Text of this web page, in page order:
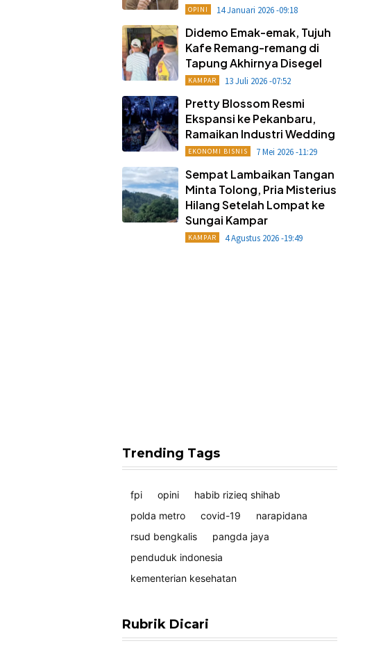
OPINI 14 Januari 2026 -09:18
Didemo Emak-emak, Tujuh
Kafe Remang-remang di
Tapung Akhirnya Disegel
KAMPAR 13 Juli 2026 -07:52
Pretty Blossom Resmi
Ekspansi ke Pekanbaru,
Ramaikan Industri Wedding
EKONOMI BISNIS 7 Mei 2026 -11:29
Sempat Lambaikan Tangan
Minta Tolong, Pria Misterius
Hilang Setelah Lompat ke
Sungai Kampar
KAMPAR 4 Agustus 2026 -19:49
Trending Tags
fpi opini
habib rizieq shihab
polda metro
covid-19
narapidana
rsud bengkalis
pangda jaya
penduduk indonesia
kementerian kesehatan
Rubrik Dicari